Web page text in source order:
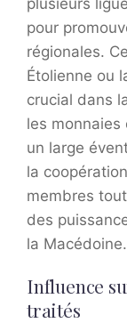
pour
régionales.
Étolienne ou
crucial dans
les
un large
la
membres
des
la Macédoine.
Influence
traités